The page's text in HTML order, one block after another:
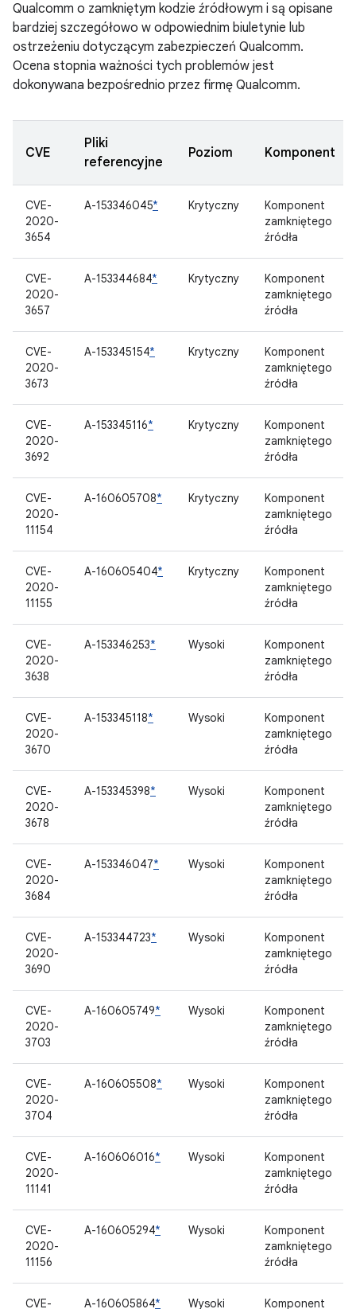
Qualcomm o zamkniętym kodzie źródłowym i są opisane
bardziej szczegółowo w odpowiednim biuletynie lub
ostrzeżeniu dotyczącym zabezpieczeń Qualcomm.
Ocena stopnia ważności tych problemów jest
dokonywana bezpośrednio przez firmę Qualcomm.
CVE
Pliki
referencyjne
Poziom Komponent
CVE-
2020-
3654
A-153346045* Krytyczny
Komponent
zamkniętego
źródła
CVE-
2020-
3657
A-153344684* Krytyczny
Komponent
zamkniętego
źródła
CVE-
2020-
3673
A-153345154* Krytyczny
Komponent
zamkniętego
źródła
CVE-
2020-
3692
A-153345116* Krytyczny
Komponent
zamkniętego
źródła
CVE-
2020-
11154
A-160605708* Krytyczny
Komponent
zamkniętego
źródła
CVE-
2020-
11155
A-160605404* Krytyczny
Komponent
zamkniętego
źródła
CVE-
2020-
3638
A-153346253* Wysoki
Komponent
zamkniętego
źródła
CVE-
2020-
3670
A-153345118* Wysoki
Komponent
zamkniętego
źródła
CVE-
2020-
3678
A-153345398* Wysoki
Komponent
zamkniętego
źródła
CVE-
2020-
3684
A-153346047* Wysoki
Komponent
zamkniętego
źródła
CVE-
2020-
3690
A-153344723* Wysoki
Komponent
zamkniętego
źródła
CVE-
2020-
3703
A-160605749* Wysoki
Komponent
zamkniętego
źródła
CVE-
2020-
3704
A-160605508* Wysoki
Komponent
zamkniętego
źródła
CVE-
2020-
11141
A-160606016* Wysoki
Komponent
zamkniętego
źródła
CVE-
2020-
11156
A-160605294* Wysoki
Komponent
zamkniętego
źródła
CVE- A-160605864* Wysoki Komponent